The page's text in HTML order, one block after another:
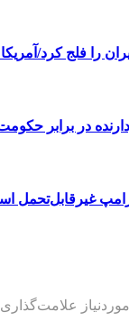
را فلج کرد/
در برابر
غیرقابل‌تحمل
علامت‌گذاری